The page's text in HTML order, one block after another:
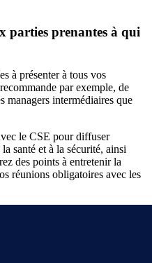
parties prenantes à qui
à présenter à tous vos
par exemple, de
managers intermédiaires que
le CSE pour diffuser
santé et à la sécurité, ainsi
des points à entretenir la
réunions obligatoires avec les